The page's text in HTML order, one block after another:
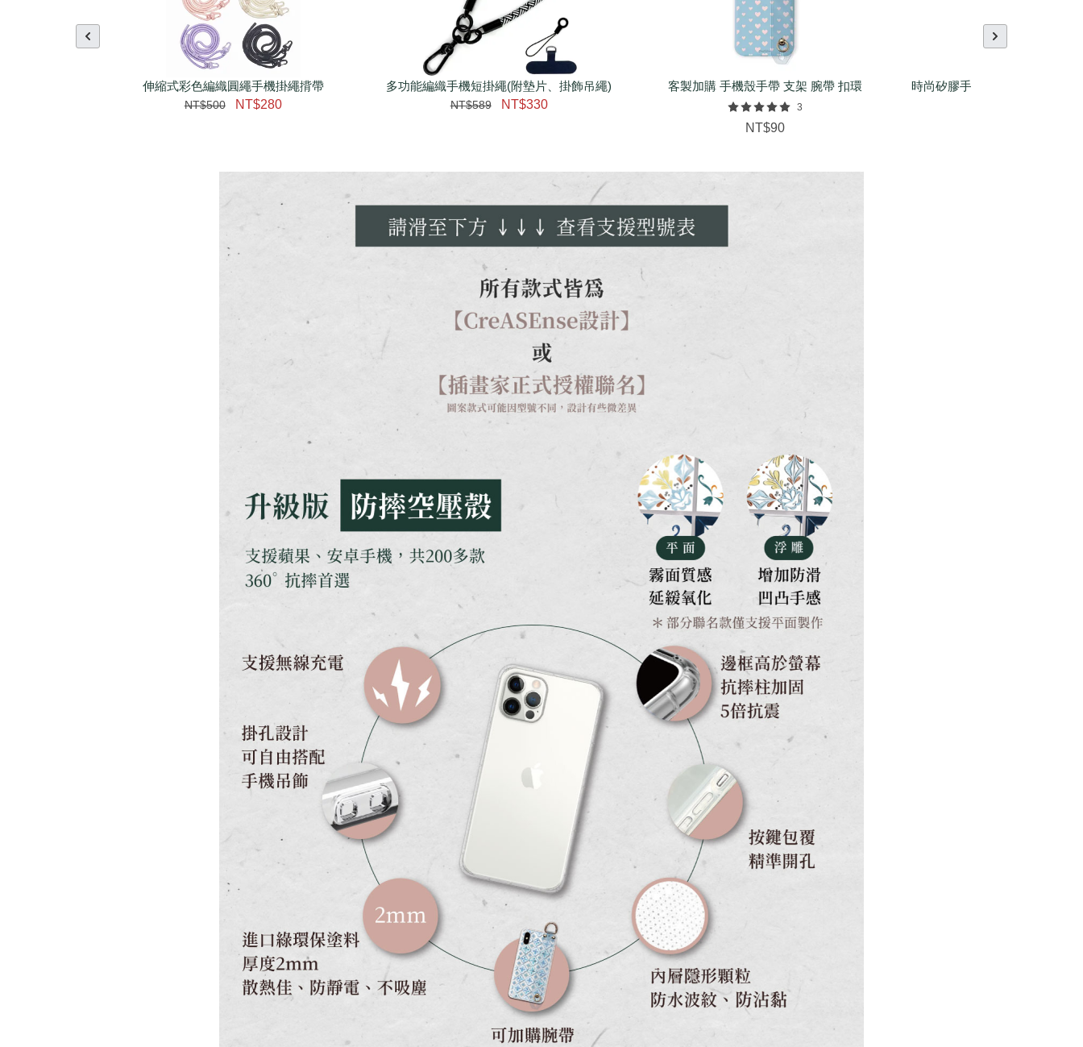
伸縮式彩色編織圓繩手機掛繩揹帶
NT$500 NT$280
多功能編織手機短掛繩(附墊片、掛飾吊繩)
NT$589 NT$330
客製加購 手機殼手帶 支架 腕帶 扣環
3
NT$90
時尚矽膠手環（基本/麻花/菱紋